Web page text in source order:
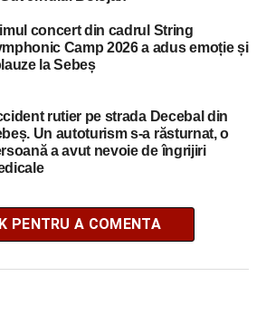
concert din cadrul String
Camp 2026 a adus emoție și
la Sebeș
rutier pe strada Decebal din
Un autoturism s-a răsturnat, o
a avut nevoie de îngrijiri
PENTRU A COMENTA